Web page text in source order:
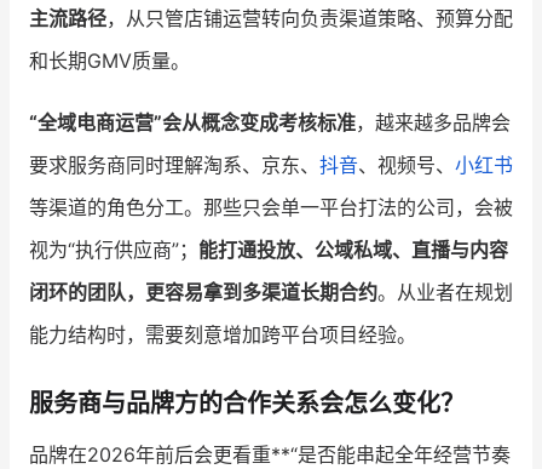
主流路径，从只管店铺运营转向负责渠道策略、预算分配
和长期GMV质量。
“全域电商运营”会从概念变成考核标准，越来越多品牌会
要求服务商同时理解淘系、京东、 抖音、视频号、 小红书
等渠道的角色分工。那些只会单一平台打法的公司，会被
视为“执行供应商”； 能打通投放、公域私域、直播与内容
闭环的团队，更容易拿到多渠道长期合约。从业者在规划
能力结构时，需要刻意增加跨平台项目经验。
服务商与品牌方的合作关系会怎么变化？
品牌在2026年前后会更看重**“是否能串起全年经营节奏